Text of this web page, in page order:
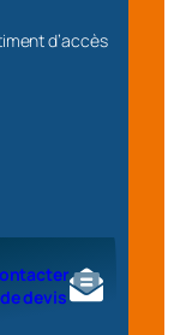
d’accès
devis